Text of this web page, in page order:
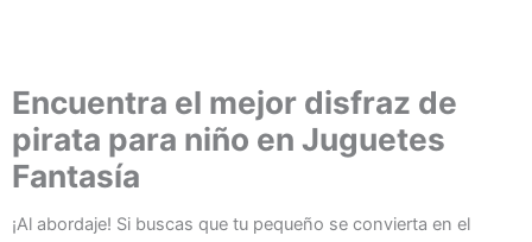
Encuentra el mejor disfraz de
pirata para niño en Juguetes
Fantasía
¡Al abordaje! Si buscas que tu pequeño se convierta en el